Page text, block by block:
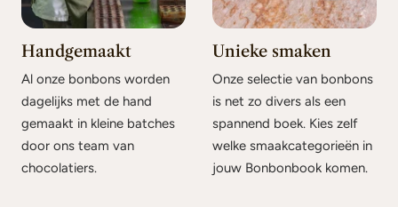
Handgemaakt
Al onze bonbons worden
dagelijks met de hand
gemaakt in kleine batches
door ons team van
chocolatiers.
Unieke smaken
Onze selectie van bonbons
is net zo divers als een
spannend boek. Kies zelf
welke smaakcategorieën in
jouw Bonbonbook komen.